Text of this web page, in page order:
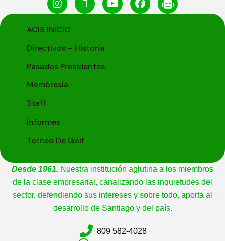
ACIS INICIO
Directivos – Historia
Pasados Presidentes
Membresía
Staff
Informes
Torneo De Golf
Desde 1961. Nuestra institución aglutina a los miembros
de la clase empresarial, canalizando las inquietudes del
sector, defendiendo sus intereses y sobre todo, aporta al
desarrollo de Santiago y del país.
809 582-4028